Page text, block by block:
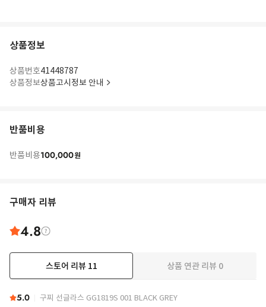
상품정보
상품번호41448787
상품정보상품고시정보 안내
반품비용
반품비용100,000원
구매자 리뷰
4.8
스토어 리뷰 11 상품 연관 리뷰 0
5.0 구찌 선글라스 GG1819S 001 BLACK GREY